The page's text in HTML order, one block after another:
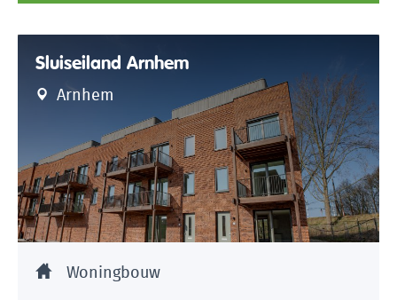
Sluiseiland Arnhem
Arnhem
Woningbouw